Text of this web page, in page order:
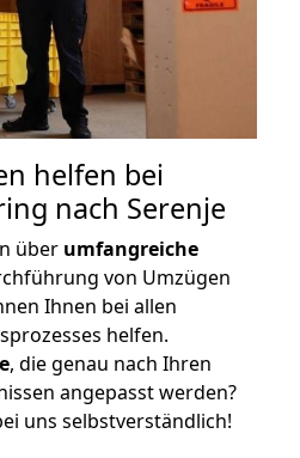
helfen bei
nach Serenje
über umfangreiche
von Umzügen
Ihnen bei allen
helfen.
, die genau nach Ihren
angepasst werden?
uns selbstverständlich!